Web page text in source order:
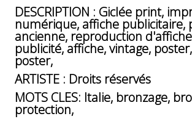
DESCRIPTION : Giclée print,
numérique, affiche publicitaire,
ancienne, reproduction
publicité, affiche, vintage,
poster,
ARTISTE : Droits réservés
MOTS CLES: Italie, bronzage,
protection,